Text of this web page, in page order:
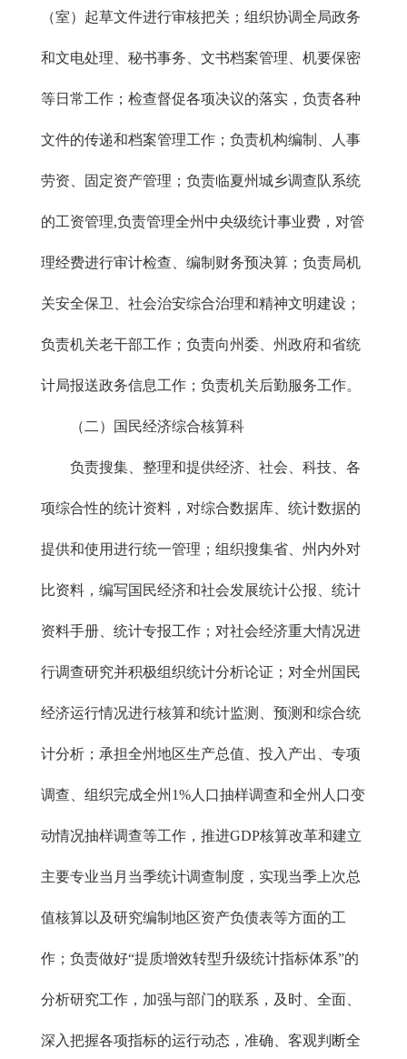
（室）起草文件进行审核把关；组织协调全局政务
和文电处理、秘书事务、文书档案管理、机要保密
等日常工作；检查督促各项决议的落实，负责各种
文件的传递和档案管理工作；负责机构编制、人事
劳资、固定资产管理；负责临夏州城乡调查队系统
的工资管理,负责管理全州中央级统计事业费，对管
理经费进行审计检查、编制财务预决算；负责局机
关安全保卫、社会治安综合治理和精神文明建设；
负责机关老干部工作；负责向州委、州政府和省统
计局报送政务信息工作；负责机关后勤服务工作。
（二）国民经济综合核算科
负责搜集、整理和提供经济、社会、科技、各
项综合性的统计资料，对综合数据库、统计数据的
提供和使用进行统一管理；组织搜集省、州内外对
比资料，编写国民经济和社会发展统计公报、统计
资料手册、统计专报工作；对社会经济重大情况进
行调查研究并积极组织统计分析论证；对全州国民
经济运行情况进行核算和统计监测、预测和综合统
计分析；承担全州地区生产总值、投入产出、专项
调查、组织完成全州1%人口抽样调查和全州人口变
动情况抽样调查等工作，推进GDP核算改革和建立
主要专业当月当季统计调查制度，实现当季上次总
值核算以及研究编制地区资产负债表等方面的工
作；负责做好“提质增效转型升级统计指标体系”的
分析研究工作，加强与部门的联系，及时、全面、
深入把握各项指标的运行动态，准确、客观判断全